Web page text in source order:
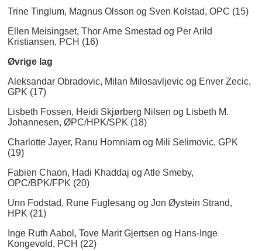
Trine Tinglum, Magnus Olsson og Sven Kolstad, OPC (15)
Ellen Meisingset, Thor Arne Smestad og Per Arild
Kristiansen, PCH (16)
Øvrige lag
Aleksandar Obradovic, Milan Milosavljevic og Enver Zecic,
GPK (17)
Lisbeth Fossen, Heidi Skjørberg Nilsen og Lisbeth M.
Johannesen, ØPC/HPK/SPK (18)
Charlotte Jayer, Ranu Homniam og Mili Selimovic, GPK
(19)
Fabien Chaon, Hadi Khaddaj og Atle Smeby,
OPC/BPK/FPK (20)
Unn Fodstad, Rune Fuglesang og Jon Øystein Strand,
HPK (21)
Inge Ruth Aabol, Tove Marit Gjertsen og Hans-Inge
Kongevold, PCH (22)